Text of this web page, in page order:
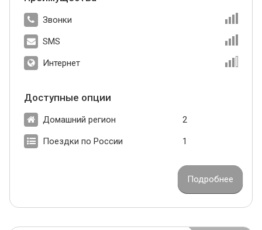
Звонки
SMS
Интернет
Доступные опции
Домашний регион 2
Поездки по России 1
Подробнее